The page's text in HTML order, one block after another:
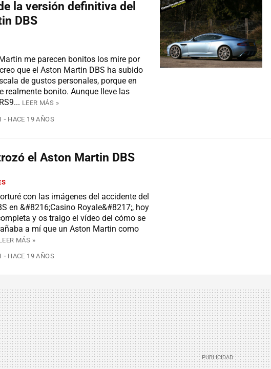
la versión definitiva del
DBS
me parecen bonitos los mire por
que el Aston Martin DBS ha subido
de gustos personales, porque en
realmente bonito. Aunque lleve las
LEER MÁS »
HACE 19 AÑOS
el Aston Martin DBS
con las imágenes del accidente del
en &#8216;Casino Royale&#8217;, hoy
y os traigo el vídeo del cómo se
a mí que un Aston Martin como
MÁS »
HACE 19 AÑOS